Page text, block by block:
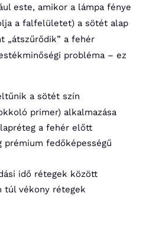
este, amikor a lámpa fénye
a falfelületet) a sötét alap
„átszűrődik” a fehér
probléma – ez
a sötét szín
primer) alkalmazása
a fehér előtt
prémium fedőképességű
idő rétegek között
túl vékony rétegek